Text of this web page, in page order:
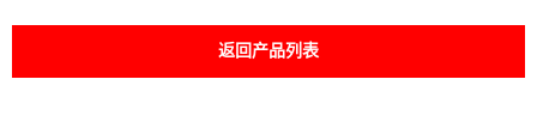
返回产品列表